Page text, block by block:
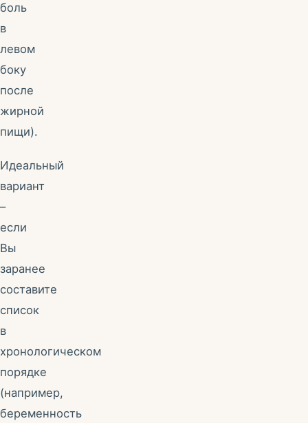
боль
в
левом
боку
после
жирной
пищи).
Идеальный
вариант
–
если
Вы
заранее
составите
список
в
хронологическом
порядке
(например,
беременность